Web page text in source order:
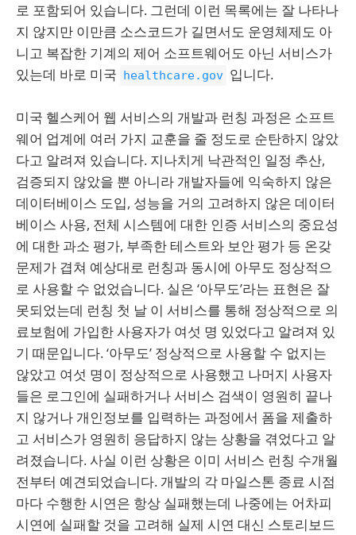
로 포함되어 있습니다. 그런데 이런 목록에는 잘 나타나
지 않지만 이만큼 소스코드가 길면서도 운영체제도 아
니고 복잡한 기계의 제어 소프트웨어도 아닌 서비스가
있는데 바로 미국 healthcare.gov 입니다.
미국 헬스케어 웹 서비스의 개발과 런칭 과정은 소프트
웨어 업계에 여러 가지 교훈을 줄 정도로 순탄하지 않았
다고 알려져 있습니다. 지나치게 낙관적인 일정 추산,
검증되지 않았을 뿐 아니라 개발자들에 익숙하지 않은
데이터베이스 도입, 성능을 거의 고려하지 않은 데이터
베이스 사용, 전체 시스템에 대한 인증 서비스의 중요성
에 대한 과소 평가, 부족한 테스트와 보안 평가 등 온갖
문제가 겹쳐 예상대로 런칭과 동시에 아무도 정상적으
로 사용할 수 없었습니다. 실은 ‘아무도’라는 표현은 잘
못되었는데 런칭 첫 날 이 서비스를 통해 정상적으로 의
료보험에 가입한 사용자가 여섯 명 있었다고 알려져 있
기 때문입니다. ‘아무도’ 정상적으로 사용할 수 없지는
않았고 여섯 명이 정상적으로 사용했고 나머지 사용자
들은 로그인에 실패하거나 서비스 검색이 영원히 끝나
지 않거나 개인정보를 입력하는 과정에서 폼을 제출하
고 서비스가 영원히 응답하지 않는 상황을 겪었다고 알
려졌습니다. 사실 이런 상황은 이미 서비스 런칭 수개월
전부터 예견되었습니다. 개발의 각 마일스톤 종료 시점
마다 수행한 시연은 항상 실패했는데 나중에는 어차피
시연에 실패할 것을 고려해 실제 시연 대신 스토리보드